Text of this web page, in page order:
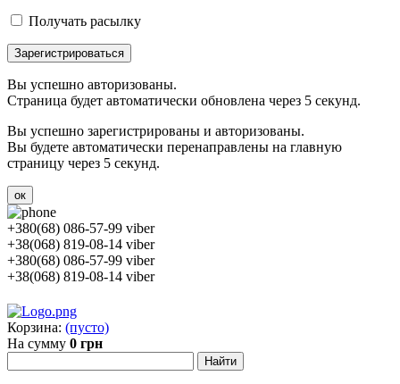
Получать расылку
Зарегистрироваться
Вы успешно авторизованы.
Страница будет автоматически обновлена через 5 секунд.
Вы успешно зарегистрированы и авторизованы.
Вы будете автоматически перенаправлены на главную
страницу через 5 секунд.
ок
+380(68) 086-57-99 viber
+38(068) 819-08-14 viber
+380(68) 086-57-99 viber
+38(068) 819-08-14 viber
Корзина: (пусто)
На сумму 0 грн